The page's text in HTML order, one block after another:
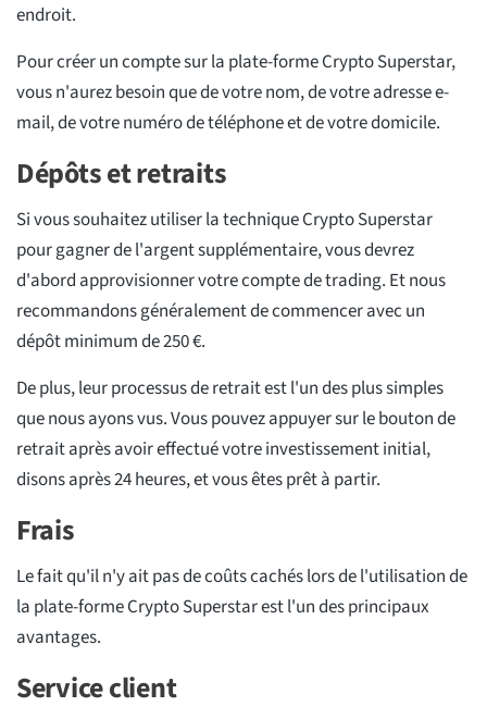
endroit.
Pour créer un compte sur la plate-forme Crypto Superstar,
vous n'aurez besoin que de votre nom, de votre adresse e-
mail, de votre numéro de téléphone et de votre domicile.
Dépôts et retraits
Si vous souhaitez utiliser la technique Crypto Superstar
pour gagner de l'argent supplémentaire, vous devrez
d'abord approvisionner votre compte de trading. Et nous
recommandons généralement de commencer avec un
dépôt minimum de 250 €.
De plus, leur processus de retrait est l'un des plus simples
que nous ayons vus. Vous pouvez appuyer sur le bouton de
retrait après avoir effectué votre investissement initial,
disons après 24 heures, et vous êtes prêt à partir.
Frais
Le fait qu'il n'y ait pas de coûts cachés lors de l'utilisation de
la plate-forme Crypto Superstar est l'un des principaux
avantages.
Service client